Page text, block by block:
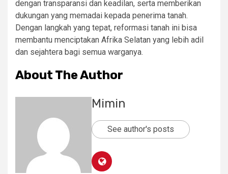
dengan transparansi dan keadilan, serta memberikan
dukungan yang memadai kepada penerima tanah.
Dengan langkah yang tepat, reformasi tanah ini bisa
membantu menciptakan Afrika Selatan yang lebih adil
dan sejahtera bagi semua warganya.
About The Author
Mimin
See author's posts